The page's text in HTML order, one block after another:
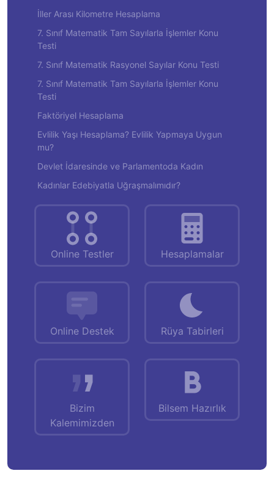
İller Arası Kilometre Hesaplama
7. Sınıf Matematik Tam Sayılarla İşlemler Konu
Testi
7. Sınıf Matematik Rasyonel Sayılar Konu Testi
7. Sınıf Matematik Tam Sayılarla İşlemler Konu
Testi
Faktöriyel Hesaplama
Evlilik Yaşı Hesaplama? Evlilik Yapmaya Uygun
mu?
Devlet İdaresinde ve Parlamentoda Kadın
Kadınlar Edebiyatla Uğraşmalımıdır?
Online Testler Hesaplamalar
Online Destek Rüya Tabirleri
Bizim
Kalemimizden
Bilsem Hazırlık